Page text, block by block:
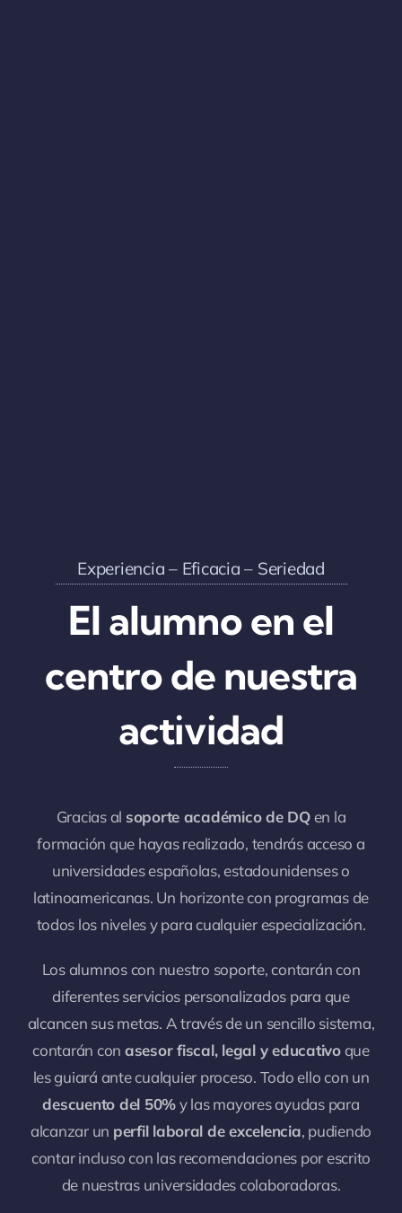
Experiencia – Eficacia – Seriedad
El alumno en el
centro de nuestra
actividad
Gracias al soporte académico de DQen la
formación que hayas realizado, tendrás acceso a
universidades españolas, estadounidenses o
latinoamericanas. Un horizonte con programas de
todos los niveles y para cualquier especialización.
Los alumnos con nuestro soporte, contarán con
diferentes servicios personalizados para que
alcancen sus metas. A través de un sencillo sistema,
contarán con asesor fiscal, legal y educativoque
les guiará ante cualquier proceso. Todo ello con un
descuento del 50%y las mayores ayudas para
alcanzar un perfil laboral de excelencia, pudiendo
contar incluso con las recomendaciones por escrito
de nuestras universidades colaboradoras.